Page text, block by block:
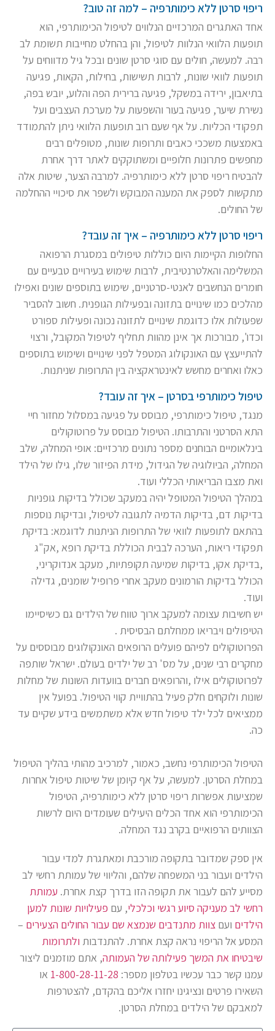
ריפוי סרטן ללא כימותרפיה – למה זה טוב?
אחד האתגרים המרכזיים הנלווים לטיפול הכימותרפי, הוא
תופעות הלוואי הנלוות לטיפול, והן בהחלט מחייבות תשומת לב
רבה. למעשה, חולים עם סוגי סרטן שונים ובכל גיל מדווחים על
תופעות לוואי שונות, לרבות תשישות, בחילות, הקאות, פגיעה
בתיאבון, ירידה במשקל, פגיעה ברירית הפה והלוע, יובש בפה,
נשירת שיער, פגיעה בעור והשפעות על מערכת העצבים ועל
תפקודי הכליות. על אף שעם רוב תופעות הלוואי ניתן להתמודד
באמצעות משככי כאבים ותרופות שונות, מטופלים רבים
מחפשים פתרונות חלופיים ומשתוקקים לאתר דרך אחרת
להבטיח ריפוי סרטן ללא כימותרפיה. למרבה הצער, שיטות אלה
מתקשות לספק את המענה המבוקש ולשפר את סיכויי ההחלמה
של החולים.
ריפוי סרטן ללא כימותרפיה – איך זה עובד?
החלופות הקיימות היום כוללות טיפולים במסגרת הרפואה
המשלימה והאלטרנטיבית, לרבות שימוש בעירויים טבעיים עם
חומרים הנחשבים לאנטי-סרטניים, שימוש בתוספים שונים ואפילו
מהלכים כמו שינויים בתזונה ובפעילות הגופנית. חשוב להסביר
שפעולות אלו כדוגמת שינויים לתזונה נכונה ופעילות ספורט
וכדו', מבורכות אך אינן מהוות תחליף לטיפול המקובל, ורצוי
להתייעצץ עם האונקולוג המטפל לפני שינויים ושימוש בתוספים
כאלו ואחרים מחשש לאינטראקציה בין התרופות שניתנות.
טיפול כימותרפי בסרטן – איך זה עובד?
מנגד, טיפול כימותרפי, מבוסס על פגיעה במסלול מחזור חיי
התא הסרטני והתרבותו. הטיפול מבוסס על פרוטוקולים
בינלאומיים הבוחנים מספר נתונים מרכזיים: אופי המחלה, שלב
המחלה, הביולוגיה של הגידול, מידת הפיזור שלו, גילו של הילד
ואת מצבו הבריאותי הכללי ועוד.
במהלך הטיפול המטופל יהיה במעקב שכולל בדיקות גופניות
בדיקות דם, בדיקות הדמיה לתגובה לטיפול, ובדיקות נוספות
בהתאם לתופעות לוואי של התרופות הניתנות לדוגמא: בדיקת
תפקודי ריאות, הערכה לבבית הכוללת בדיקת רופא ,אק"ג
,בדיקת אקו, בדיקות שמיעה תקופתיות, מעקב אנדוקריני,
הכולל בדיקות הורמונים מעקב אחרי פרופיל שומנים, גדילה
ועוד.
יש חשיבות עצומה למעקב ארוך טווח של הילדים גם כשיסיימו
הטיפולים ויבריאו ממחלתם הבסיסית .
הפרוטוקולים לפיהם פועלים הרופאים האונקולוגים מבוססים על
מחקרים רבי שנים, על מס' רב של ילדים בעולם. ישראל שותפה
לפרוטוקולים אילו ,והרופאים חברים בוועדות השונות של מחלות
שונות ולוקחים חלק פעיל בהתוויית קווי הטיפול. בפועל אין
ממציאים לכל ילד טיפול חדש אלא משתמשים בידע שקיים עד
כה.
הטיפול הכימותרפי נחשב, כאמור, למרכיב מהותי בהליך הטיפול
במחלת הסרטן. למעשה, על אף קיומן של שיטות טיפול אחרות
שמציעות אפשרות ריפוי סרטן ללא כימותרפיה, הטיפול
הכימותרפי הוא אחד הכלים היעילים שעומדים היום לרשות
הצוותים הרפואיים בקרב נגד המחלה.
אין ספק שמדובר בתקופה מורכבת ומאתגרת למדי עבור
הילדים ועבור בני המשפחה שלהם, והליווי של עמותת רחשי לב
מסייע להם לעבור את תקופה הזו בדרך קצת אחרת. עמותת
רחשי לב מעניקה סיוע רגשי וכלכלי, עם פעילויות שונות למען
הילדים ועם צוות מתנדבים שנמצא שם עבור החולים הצעירים –
המסע אל הריפוי נראה קצת אחרת. להתנדבות ולתרומות
שיבטיחו את המשך פעילותה של העמותה, אתם מוזמנים ליצור
עמנו קשר כבר עכשיו בטלפון מספר: 1-800-28-11-28 או
השאירו פרטים ונציגינו יחזרו אליכם בהקדם, להצטרפות
למאבקם של הילדים במחלת הסרטן.